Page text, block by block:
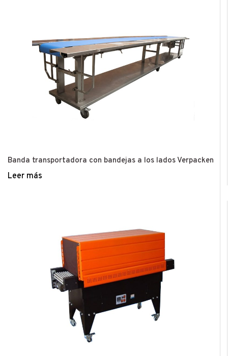
Banda transportadora con bandejas a los lados Verpacken
Leer más